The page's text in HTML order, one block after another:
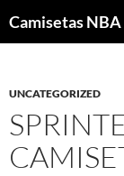
UNCATEGORIZED